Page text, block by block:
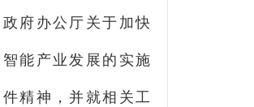
府办公厅关于加快
能产业发展的实施
精神 ，并就相关工